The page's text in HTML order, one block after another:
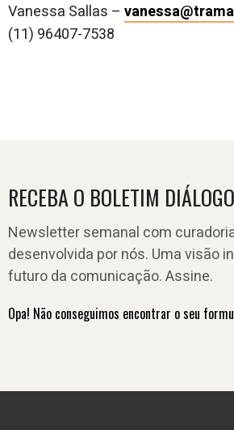
Vanessa Sallas –
(11) 96407-7538
RECEBA O BOLETIM
Newsletter semanal com
desenvolvida por nós. Uma visão
futuro da comunicação. Assine.
Opa! Não conseguimos encontrar o seu